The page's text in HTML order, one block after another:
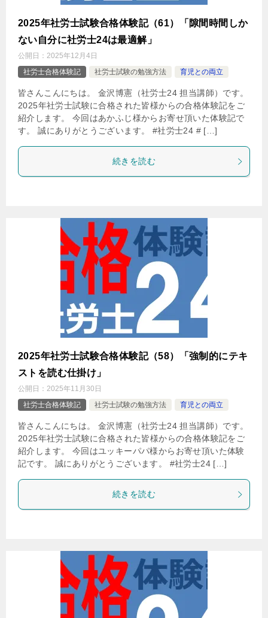
2025年社労士試験合格体験記（61）「隙間時間しか
ない自分に社労士24は最適解」
公開日： 2025年12月4日
社労士合格体験記
社労士試験の勉強方法 育児との両立
皆さんこんにちは。 金沢博憲（社労士24 担当講師）です。
2025年社労士試験に合格された皆様からの合格体験記をご
紹介します。 今回はあかふじ様からお寄せ頂いた体験記で
す。 誠にありがとうございます。 #社労士24 # […]
続きを読む
2025年社労士試験合格体験記（58）「強制的にテキ
ストを読む仕掛け」
公開日： 2025年11月30日
社労士合格体験記
社労士試験の勉強方法 育児との両立
皆さんこんにちは。 金沢博憲（社労士24 担当講師）です。
2025年社労士試験に合格された皆様からの合格体験記をご
紹介します。 今回はユッキーパパ様からお寄せ頂いた体験
記です。 誠にありがとうございます。 #社労士24 […]
続きを読む